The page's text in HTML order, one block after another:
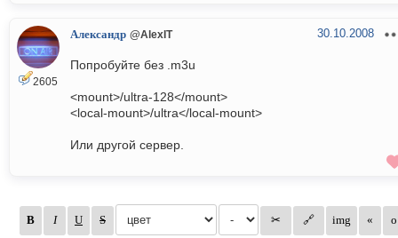
2605
Александр @AlexIT 30.10.2008
Попробуйте без .m3u
<mount>/ultra-128</mount>
<local-mount>/ultra</local-mount>
Или другой сервер.